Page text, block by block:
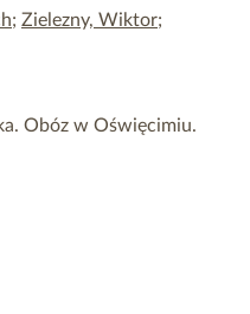
; Zielezny, Wiktor;
Obóz w Oświęcimiu.